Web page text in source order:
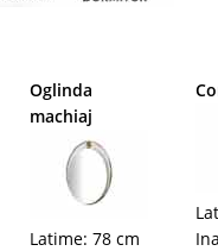
Oglinda
machiaj
Latime: 78 cm